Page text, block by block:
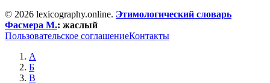
© 2026 lexicography.online. Этимологический словарь
Фасмера М.: жаслый
Пользовательское соглашениеКонтакты
А
Б
В